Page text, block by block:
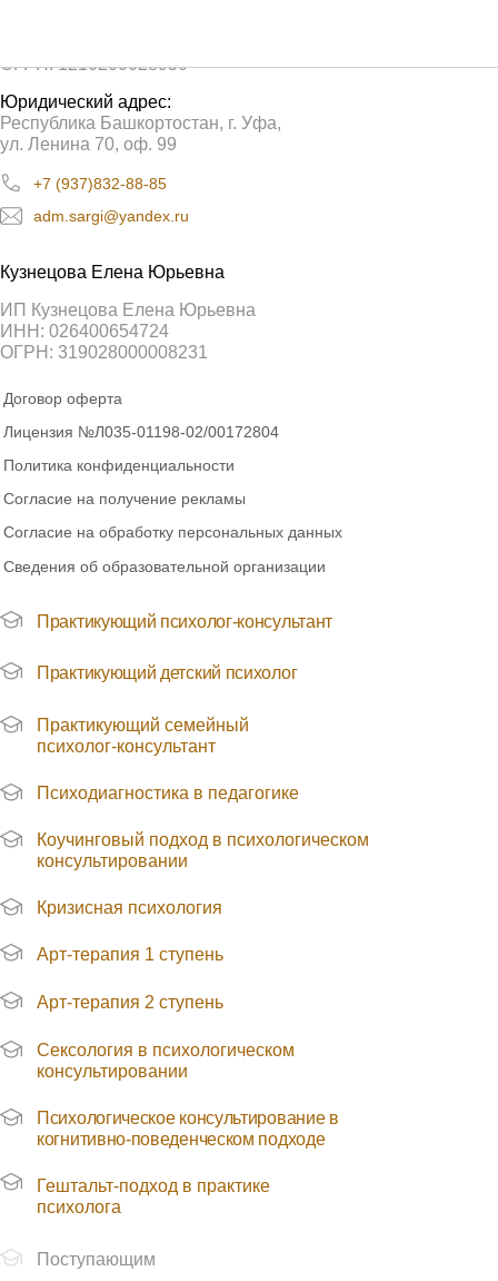
Юридический адрес:
Республика Башкортостан, г. Уфа,
ул. Ленина 70, оф. 99
ОГРН: 1210200028950
adm.sargi@yandex.ru
+7 (937)832-88-85
ИП Кузнецова Елена Юрьевна
ИНН: 026400654724
ОГРН: 319028000008231
Кузнецова Елена Юрьевна
Сведения об образовательной организации
Лицензия №Л035-01198-02/00172804
Договор оферта
Политика конфиденциальности
Согласие на обработку персональных данных
Согласие на получение рекламы
Практикующий психолог-консультант
Практикующий детский психолог
Психодиагностика в педагогике
Практикующий семейный
психолог-консультант
Коучинговый подход в психологическом
консультировании
Кризисная психология
Арт-терапия 1 ступень
Арт-терапия 2 ступень
Гештальт-подход в практике
психолога
Сексология в психологическом
консультировании
Психологическое консультирование в
когнитивно-поведенческом подходе
Поступающим
Главная/Сведения об образовательной организации